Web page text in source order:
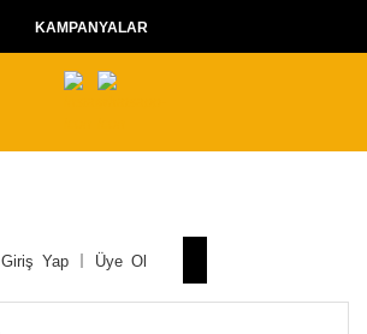
KAMPANYALAR
Giriş Yap Üye Ol